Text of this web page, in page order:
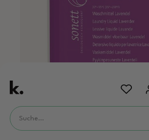
sonett Waschmittel Lavendel, 10l